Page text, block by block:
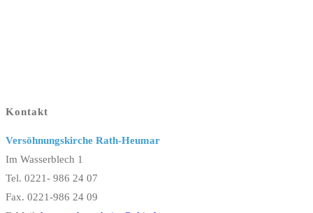
Kontakt
Versöhnungskirche Rath-Heumar
Im Wasserblech 1
Tel. 0221- 986 24 07
Fax. 0221-986 24 09